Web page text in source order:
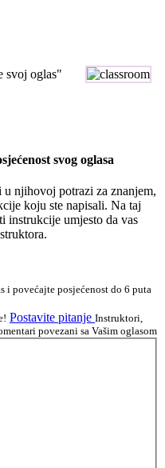
svoj oglas"
svog oglasa
njihovoj potrazi za znanjem,
koju ste napisali. Na taj
instrukcije umjesto da vas
i povećajte posjećenost do 6 puta
Postavite pitanje Instruktori,
povezani sa Vašim oglasom